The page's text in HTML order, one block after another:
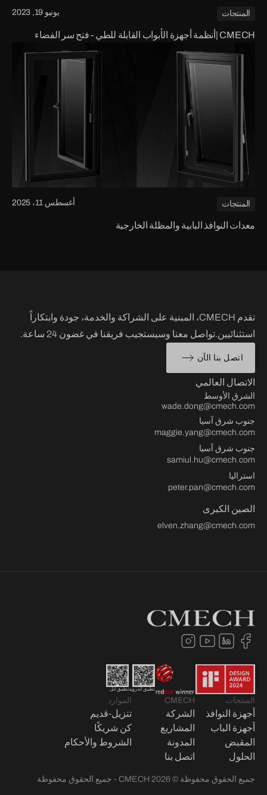
المنتجات يونيو 19, 2023
CMECH |أنظمة أجهزة الأبواب القابلة للطي - فتح سر الفضاء
المنتجات أغسطس 11، 2025
معدات النوافذ البابية والمظلة الخارجية
تقدم CMECH، المبنية على الشراكة والخدمة، جودة وابتكاراً
استثنائيين.تواصل معنا وسيستجيب فريقنا في غضون 24 ساعة.
اتصل بنا الآن
الاتصال العالمي
الشرق الأوسط
wade.dong@cmech.com
جنوب شرق آسيا
maggie.yang@cmech.com
جنوب شرق آسيا
samiul.hu@cmech.com
استراليا
peter.pan@cmech.com
الصين الكبرى
elven.zhang@cmech.com
تطبيق أندرويدتطبيق آبل
المنتجات
أجهزة النوافذ
أجهزة الباب
المقبض
الحلول
CMECH
الشركة
المشاريع
المدونة
اتصل بنا
الموارد
تنزيل-قديم
كن شريكًا
الشروط والأحكام
جميع الحقوق محفوظة © 2026 CMECH - جميع الحقوق محفوظة